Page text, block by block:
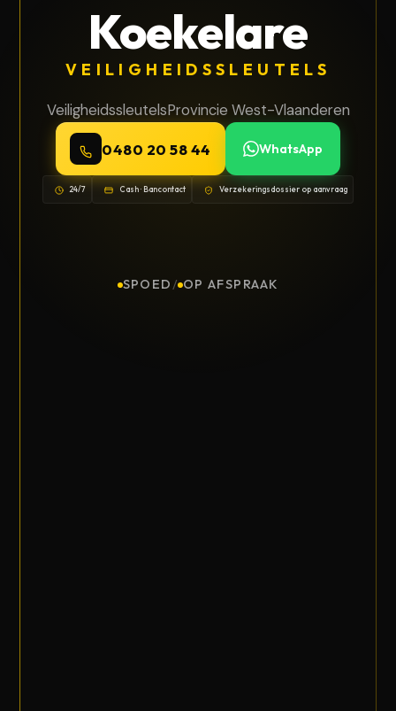
Koekelare
VEILIGHEIDSSLEUTELS
VeiligheidssleutelsProvincie West-Vlaanderen
0480 20 58 44 WhatsApp
24/7 Cash · Bancontact Verzekeringsdossier op aanvraag
SPOED / OP AFSPRAAK